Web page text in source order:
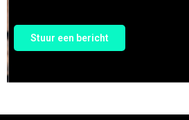
Stuur een bericht